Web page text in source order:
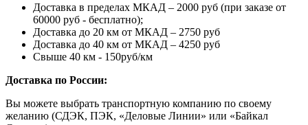
Доставка в пределах МКАД – 2000 руб (при заказе от
60000 руб - бесплатно);
Доставка до 20 км от МКАД – 2750 руб
Доставка до 40 км от МКАД – 4250 руб
Свыше 40 км - 150руб/км
Доставка по России:
Вы можете выбрать транспортную компанию по своему
желанию (СДЭК, ПЭК, «Деловые Линии» или «Байкал